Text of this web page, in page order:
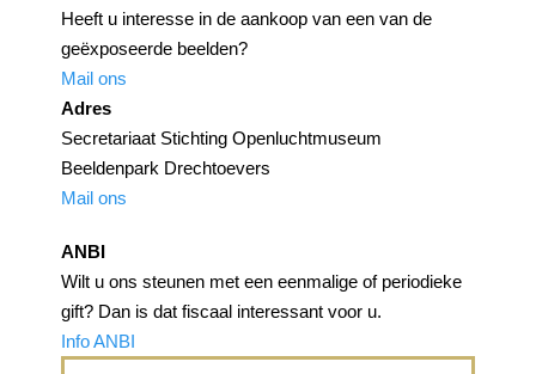
Heeft u interesse in de aankoop van een van de
geëxposeerde beelden?
Mail ons
Adres
Secretariaat Stichting Openluchtmuseum
Beeldenpark Drechtoevers
Mail ons
ANBI
Wilt u ons steunen met een eenmalige of periodieke
gift? Dan is dat fiscaal interessant voor u.
Info ANBI